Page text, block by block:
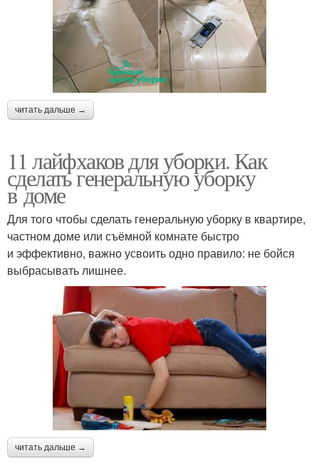
читать дальше →
11 лайфхаков для уборки. Как
сделать генеральную уборку
в доме
Для того чтобы сделать генеральную уборку в квартире,
частном доме или съёмной комнате быстро
и эффективно, важно усвоить одно правило: не бойся
выбрасывать лишнее.
читать дальше →